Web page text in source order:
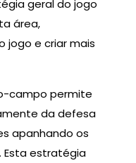
geral do jogo
área,
jogo e criar mais
campo permite
da defesa
apanhando os
Esta estratégia